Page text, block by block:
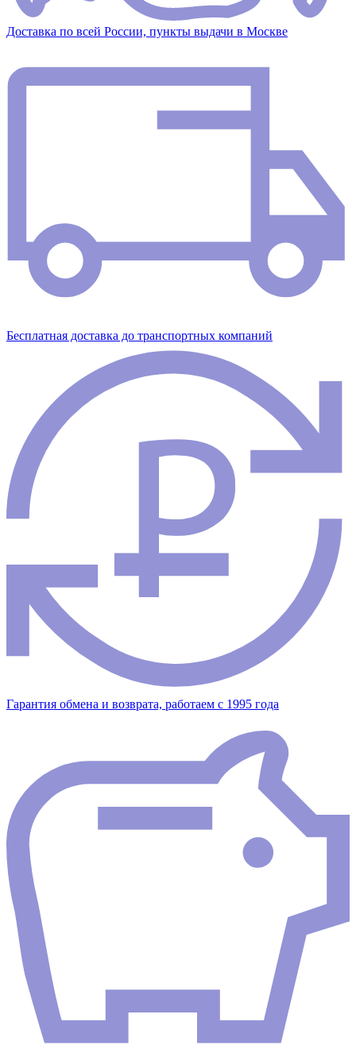
Доставка по всей России, пункты выдачи в Москве
Бесплатная доставка до транспортных компаний
Гарантия обмена и возврата, работаем с 1995 года